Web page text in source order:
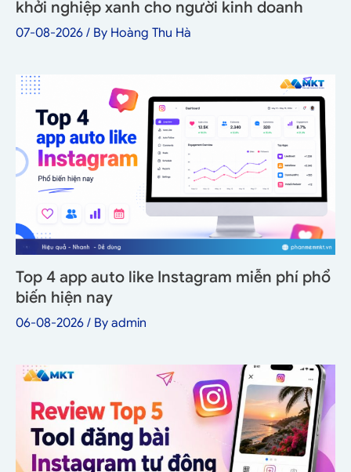
khởi nghiệp xanh cho người kinh doanh
07-08-2026 / By Hoàng Thu Hà
Top 4 app auto like Instagram miễn phí phổ
biến hiện nay
06-08-2026 / By admin